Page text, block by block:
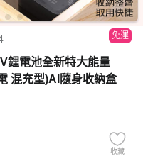
免運
鋰電池全新特大能量
混充型)AI隨身收納盒
收藏